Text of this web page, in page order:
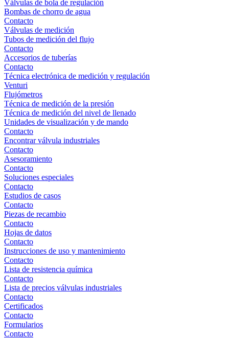
Válvulas de bola de regulación
Bombas de chorro de agua
Contacto
Válvulas de medición
Tubos de medición del flujo
Contacto
Accesorios de tuberías
Contacto
Técnica electrónica de medición y regulación
Venturi
Flujómetros
Técnica de medición de la presión
Técnica de medición del nivel de llenado
Unidades de visualización y de mando
Contacto
Encontrar válvula industriales
Contacto
Asesoramiento
Contacto
Soluciones especiales
Contacto
Estudios de casos
Contacto
Piezas de recambio
Contacto
Hojas de datos
Contacto
Instrucciones de uso y mantenimiento
Contacto
Lista de resistencia química
Contacto
Lista de precios válvulas industriales
Contacto
Certificados
Contacto
Formularios
Contacto